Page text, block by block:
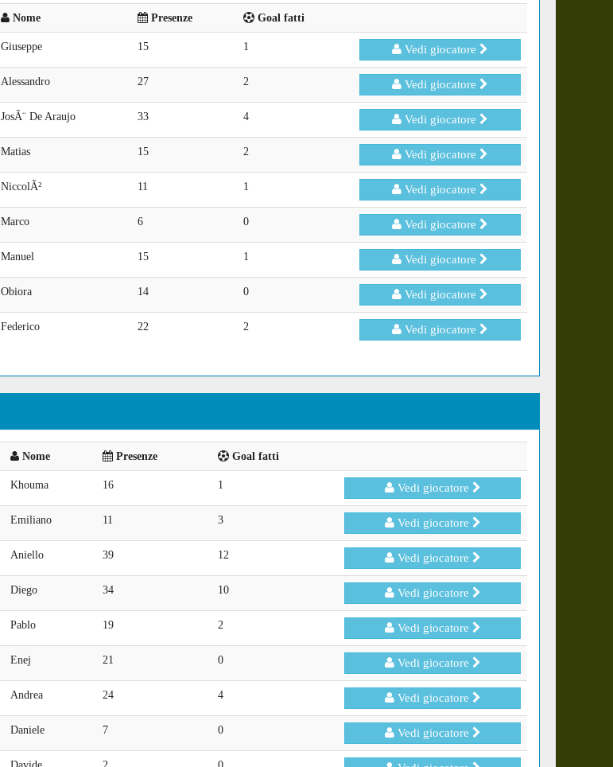
Nome Presenze Goal fatti
Giuseppe 15 1 Vedi giocatore
Alessandro 27 2 Vedi giocatore
JosÃ¨ De Araujo 33 4 Vedi giocatore
Matias 15 2 Vedi giocatore
NiccolÃ² 11 1 Vedi giocatore
Marco 6 0 Vedi giocatore
Manuel 15 1 Vedi giocatore
Obiora 14 0 Vedi giocatore
Federico 22 2 Vedi giocatore
Nome Presenze Goal fatti
Khouma 16 1 Vedi giocatore
Emiliano 11 3 Vedi giocatore
Aniello 39 12 Vedi giocatore
Diego 34 10 Vedi giocatore
Pablo 19 2 Vedi giocatore
Enej 21 0 Vedi giocatore
Andrea 24 4 Vedi giocatore
Daniele 7 0 Vedi giocatore